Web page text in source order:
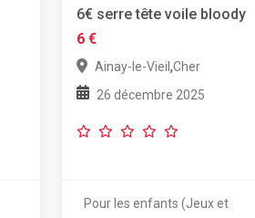
6€ serre tête voile bloody
6 €
Ainay-le-Vieil ,Cher
26 décembre 2025
Pour les enfants (Jeux et